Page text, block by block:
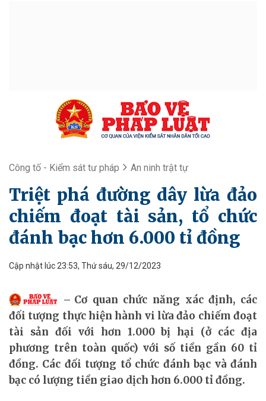
Công tố - Kiểm sát tư pháp An ninh trật tự
Triệt phá đường dây lừa đảo
chiếm đoạt tài sản, tổ chức
đánh bạc hơn 6.000 tỉ đồng
Cập nhật lúc 23:53, Thứ sáu, 29/12/2023
Cơ quan chức năng xác định, các
đối tượng thực hiện hành vi lừa đảo chiếm đoạt
tài sản đối với hơn 1.000 bị hại (ở các địa
phương trên toàn quốc) với số tiền gần 60 tỉ
đồng. Các đối tượng tổ chức đánh bạc và đánh
bạc có lượng tiền giao dịch hơn 6.000 tỉ đồng.